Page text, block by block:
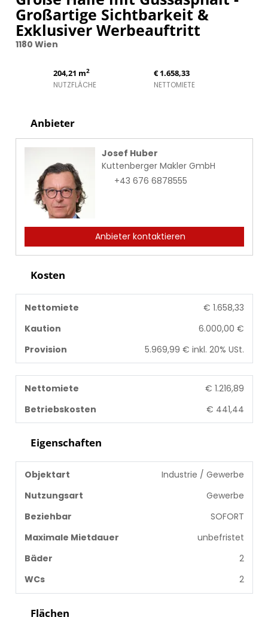
Großartige Sichtbarkeit &
Exklusiver Werbeauftritt
1180 Wien
204,21 m2
NUTZFLÄCHE
€ 1.658,33
NETTOMIETE
Anbieter
Josef Huber
Kuttenberger Makler GmbH
+43 676 6878555
Anbieter kontaktieren
Kosten
Nettomiete
€ 1.658,33
Kaution
6.000,00 €
Provision
5.969,99 € inkl. 20% USt.
Nettomiete
€ 1.216,89
Betriebskosten
€ 441,44
Eigenschaften
Objektart
Industrie / Gewerbe
Nutzungsart
Gewerbe
Beziehbar
SOFORT
Maximale Mietdauer
unbefristet
Bäder
2
WCs
2
Flächen